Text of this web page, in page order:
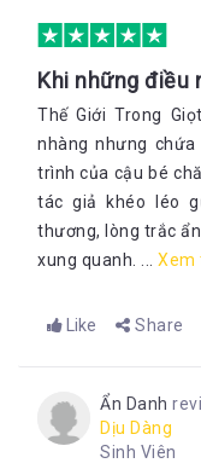
Khi những điều
Thế Giới Trong
nhàng nhưng
trình của cậu bé
tác giả khéo léo
thương, lòng trắc
xung quanh. ...
Xem
Like Share
Ẩn Danh
Dịu Dàng
Sinh Viên